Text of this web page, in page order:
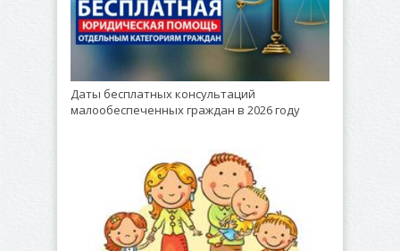
Даты бесплатных консультаций
малообеспеченных граждан в 2026 году